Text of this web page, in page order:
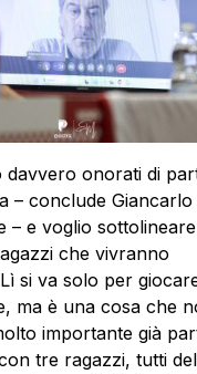
davvero onorati di
– conclude
– e voglio
che vivranno
si va solo per
ma è una cosa che
importante già
tre ragazzi, tutti